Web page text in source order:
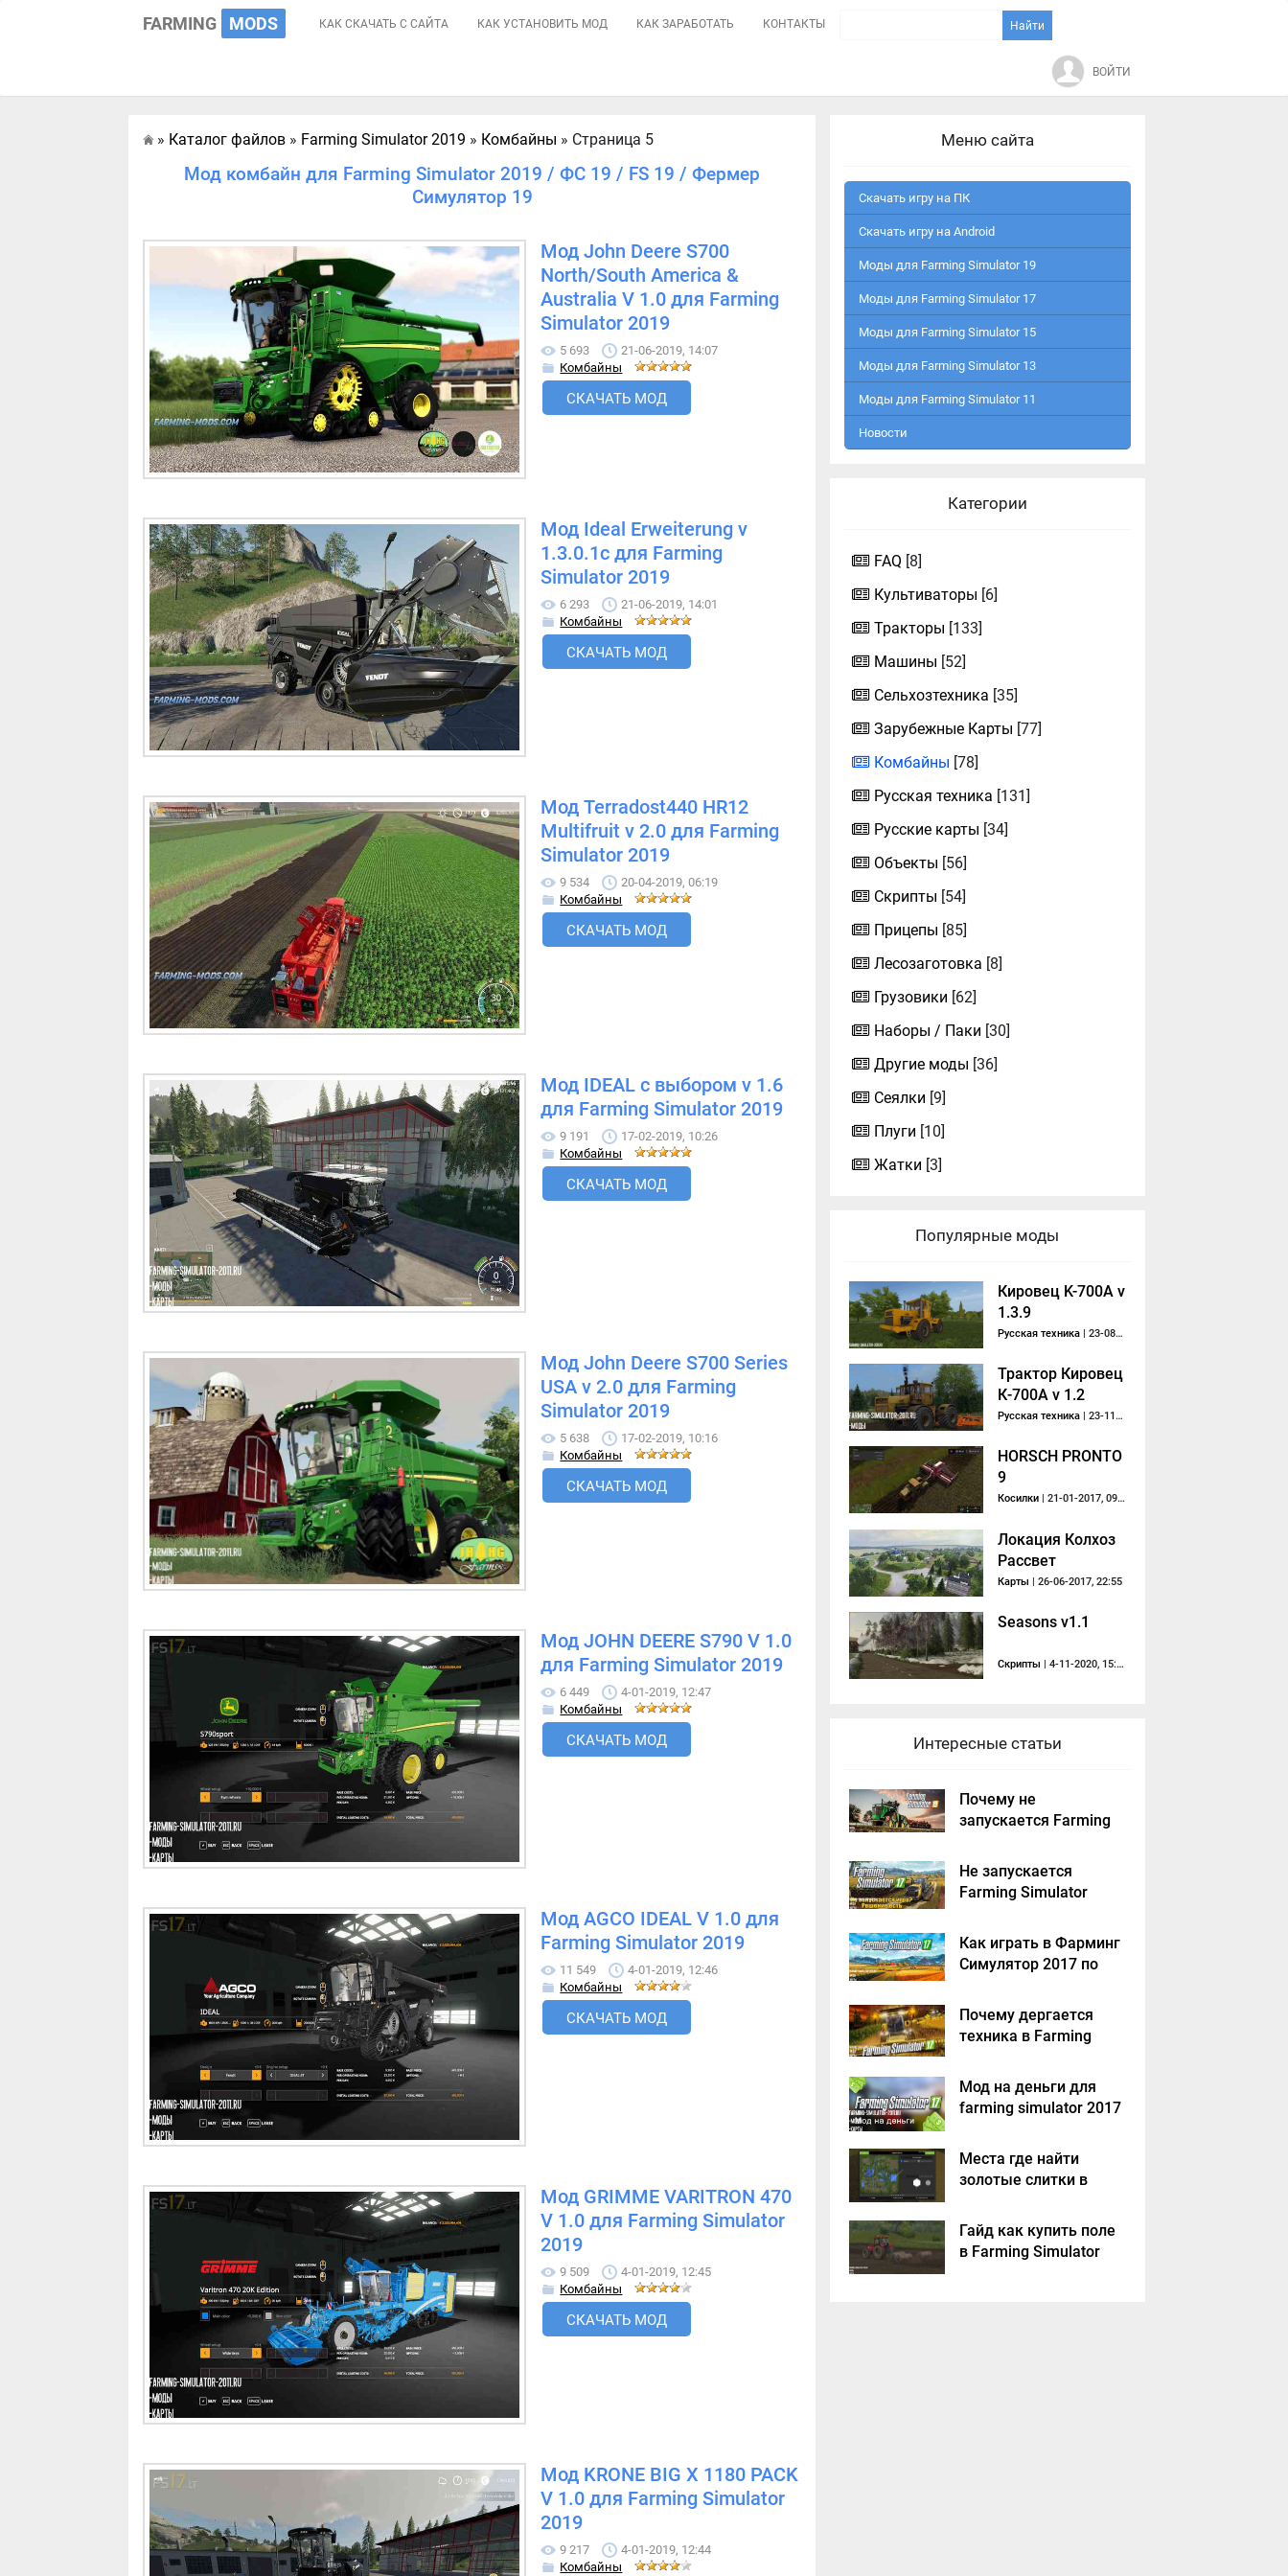
FARMING MODS КАК СКАЧАТЬ С САЙТА КАК УСТАНОВИТЬ МОД КАК ЗАРАБОТАТЬ КОНТАКТЫ
ВОЙТИ
Главная
» Каталог файлов » Farming Simulator 2019 » Комбайны » Страница 5
Мод комбайн для Farming Simulator 2019 / ФС 19 / FS 19 / Фермер
Симулятор 19
Мод John Deere S700
North/South America &
Australia V 1.0 для Farming
Simulator 2019
5 693
21-06-2019, 14:07
Комбайны
СКАЧАТЬ МОД
Мод Ideal Erweiterung v
1.3.0.1c для Farming
Simulator 2019
6 293
21-06-2019, 14:01
Комбайны
СКАЧАТЬ МОД
Мод Terradost440 HR12
Multifruit v 2.0 для Farming
Simulator 2019
9 534
20-04-2019, 06:19
Комбайны
СКАЧАТЬ МОД
Мод IDEAL с выбором v 1.6
для Farming Simulator 2019
9 191
17-02-2019, 10:26
Комбайны
СКАЧАТЬ МОД
Мод John Deere S700 Series
USA v 2.0 для Farming
Simulator 2019
5 638
17-02-2019, 10:16
Комбайны
СКАЧАТЬ МОД
Мод JOHN DEERE S790 V 1.0
для Farming Simulator 2019
6 449
4-01-2019, 12:47
Комбайны
СКАЧАТЬ МОД
Мод AGCO IDEAL V 1.0 для
Farming Simulator 2019
11 549
4-01-2019, 12:46
Комбайны
СКАЧАТЬ МОД
Мод GRIMME VARITRON 470
V 1.0 для Farming Simulator
2019
9 509
4-01-2019, 12:45
Комбайны
СКАЧАТЬ МОД
Мод KRONE BIG X 1180 PACK
V 1.0 для Farming Simulator
2019
9 217
4-01-2019, 12:44
Комбайны
Меню сайта
Скачать игру на ПК
Скачать игру на Android
Моды для Farming Simulator 19
Моды для Farming Simulator 17
Моды для Farming Simulator 15
Моды для Farming Simulator 13
Моды для Farming Simulator 11
Новости
Категории
FAQ [8]
Культиваторы [6]
Тракторы [133]
Машины [52]
Сельхозтехника [35]
Зарубежные Карты [77]
Комбайны [78]
Русская техника [131]
Русские карты [34]
Объекты [56]
Скрипты [54]
Прицепы [85]
Лесозаготовка [8]
Грузовики [62]
Наборы / Паки [30]
Другие моды [36]
Сеялки [9]
Плуги [10]
Жатки [3]
Популярные моды
Кировец K-700A v
1.3.9
Русская техника | 23-08-2018, 18:01
Трактор Кировец
К-700А v 1.2
Русская техника | 23-11-2017, 16:31
HORSCH PRONTO
9
Косилки | 21-01-2017, 09:45
Локация Колхоз
Рассвет
Карты | 26-06-2017, 22:55
Seasons v1.1
Скрипты | 4-11-2020, 15:04
Интересные статьи
Почему не
запускается Farming
решение
Не запускается
Farming Simulator
Как играть в Фарминг
Симулятор 2017 по
Почему дергается
техника в Farming
Мод на деньги для
farming simulator 2017
Места где найти
золотые слитки в
2017?
Гайд как купить поле
в Farming Simulator